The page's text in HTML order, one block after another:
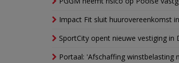
Impact Fit sluit huurovereenkomst
SportCity opent nieuwe vestiging in
Portaal: 'Afschaffing winstbelasting